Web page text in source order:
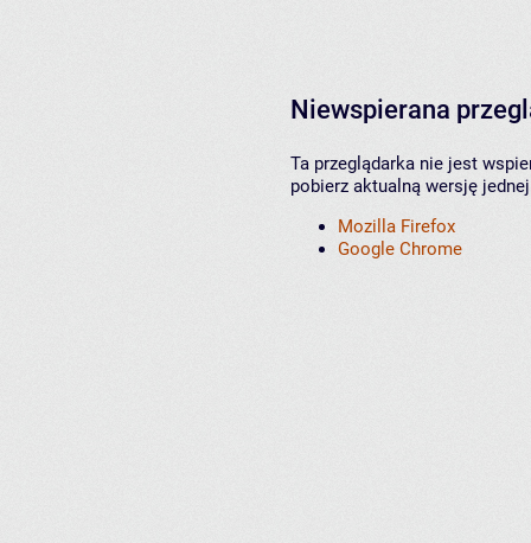
Niewspierana
Ta przeglądarka nie jest
pobierz aktualną wersję
Mozilla Firefox
Google Chrome